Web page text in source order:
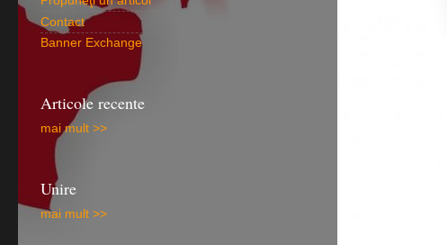
Contact
Banner Exchange
Articole recente
mai mult >>
Unire
mai mult >>